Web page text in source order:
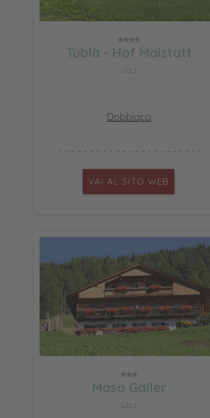
Tublà - Hof Maistatt
CIN +
Dobbiaco
VAI AL SITO WEB
Maso Galler
CIN +